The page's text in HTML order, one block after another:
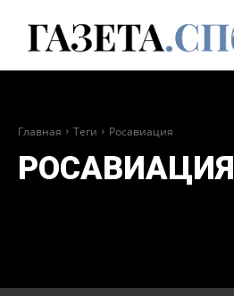
Главная Теги Росавиация
РОСАВИАЦИЯ